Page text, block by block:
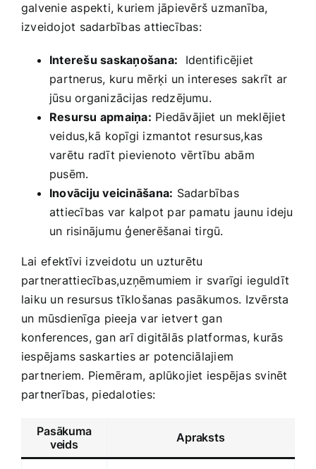
galvenie​ aspekti, kuriem jāpievērš uzmanība,
izveidojot sadarbības ‌attiecības:
Interešu saskaņošana: ⁢ Identificējiet
⁢partnerus, kuru mērķi un ⁤intereses sakrīt ar
jūsu organizācijas redzējumu.
Resursu apmaiņa: Piedāvājiet un meklējiet
veidus,kā⁣ kopīgi izmantot resursus,kas
varētu radīt pievienoto vērtību⁤ abām
pusēm.
Inovāciju veicināšana: Sadarbības
attiecības ‍var kalpot par pamatu jaunu ideju
un risinājumu ģenerēšanai tirgū.
Lai ⁢efektīvi ‍izveidotu un uzturētu
partnerattiecības,uzņēmumiem ir ⁢svarīgi ⁣ieguldīt
laiku un resursus tīklošanas pasākumos. Izvērsta
un mūsdienīga ⁤pieeja var ietvert gan
konferences, gan arī digitālās platformas, kurās
iespējams saskarties ar potenciālajiem
partneriem. Piemēram, aplūkojiet iespējas svinēt‍
partnerības, piedaloties:
Pasākuma
⁢veids
Apraksts